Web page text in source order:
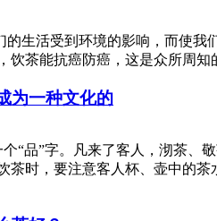
生活受到环境的影响，而使我
饮茶能抗癌防癌，这是众所周知
为一种文化的
字。凡来了客人，沏茶、敬茶
茶时，要注意客人杯、壶中的